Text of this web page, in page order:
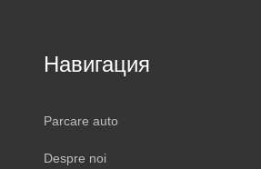
Навигация
Parcare auto
Despre noi